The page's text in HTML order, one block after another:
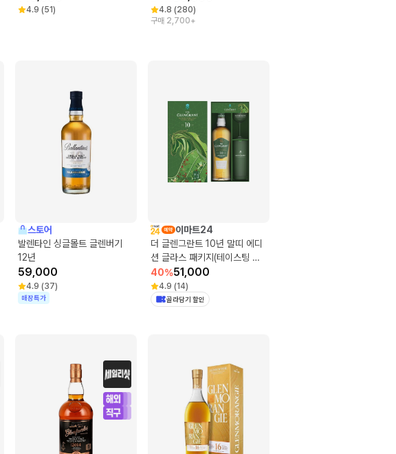
4.9 (51) 4.8 (280)
구매 2,700+
스토어
발렌타인 싱글몰트 글렌버기
12년
59,000
4.9 (37)
매장특가
이마트24
더 글렌그란트 10년 말띠 에디
션 글라스 패키지(테이스팅 글
라스, 하이볼 글라스)
40%51,000
4.9 (14)
골라담기 할인